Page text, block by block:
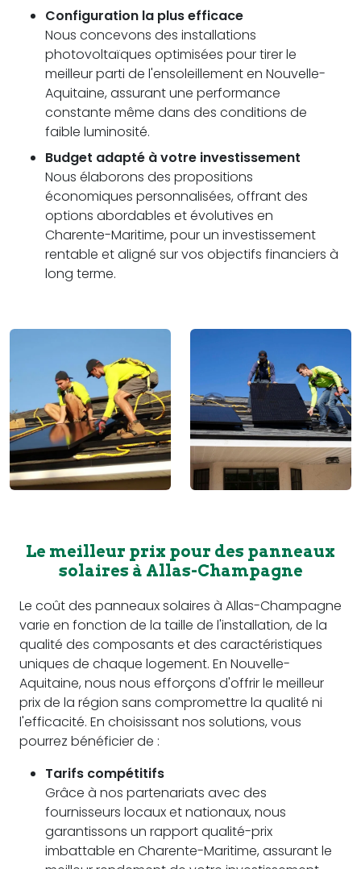
Configuration la plus efficace
Nous concevons des installations
photovoltaïques optimisées pour tirer le
meilleur parti de l'ensoleillement en Nouvelle-
Aquitaine, assurant une performance
constante même dans des conditions de
faible luminosité.
Budget adapté à votre investissement
Nous élaborons des propositions
économiques personnalisées, offrant des
options abordables et évolutives en
Charente-Maritime, pour un investissement
rentable et aligné sur vos objectifs financiers à
long terme.
Le meilleur prix pour des panneaux
solaires à Allas-Champagne
Le coût des panneaux solaires à Allas-Champagne
varie en fonction de la taille de l'installation, de la
qualité des composants et des caractéristiques
uniques de chaque logement. En Nouvelle-
Aquitaine, nous nous efforçons d'offrir le meilleur
prix de la région sans compromettre la qualité ni
l'efficacité. En choisissant nos solutions, vous
pourrez bénéficier de :
Tarifs compétitifs
Grâce à nos partenariats avec des
fournisseurs locaux et nationaux, nous
garantissons un rapport qualité-prix
imbattable en Charente-Maritime, assurant le